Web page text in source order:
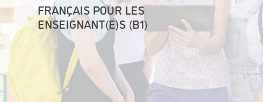
FRANÇAIS POUR LES
ENSEIGNANT(E)S (B1)